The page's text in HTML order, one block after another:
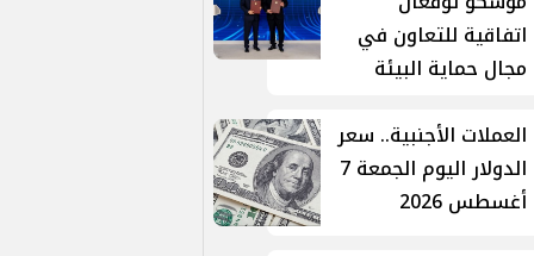
اتفاقية للتعاون في
مجال حماية البيئة
العملات الأجنبية.. سعر
الدولار اليوم الجمعة 7
أغسطس 2026